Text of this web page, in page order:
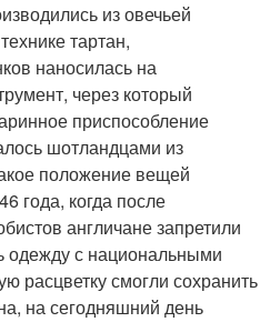
из овечьей
тартан,
наносилась на
через который
приспособление
шотландцами из
положение вещей
года, когда после
англичане запретили
одежду с национальными
расцветку смогли сохранить
на сегодняшний день